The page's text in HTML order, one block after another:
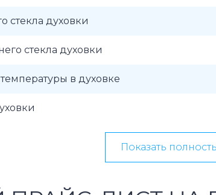
стекла духовки
стекла духовки
в духовке
Показать